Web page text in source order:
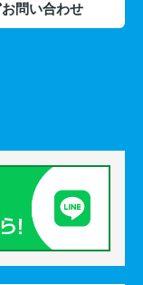
お問い合わせ